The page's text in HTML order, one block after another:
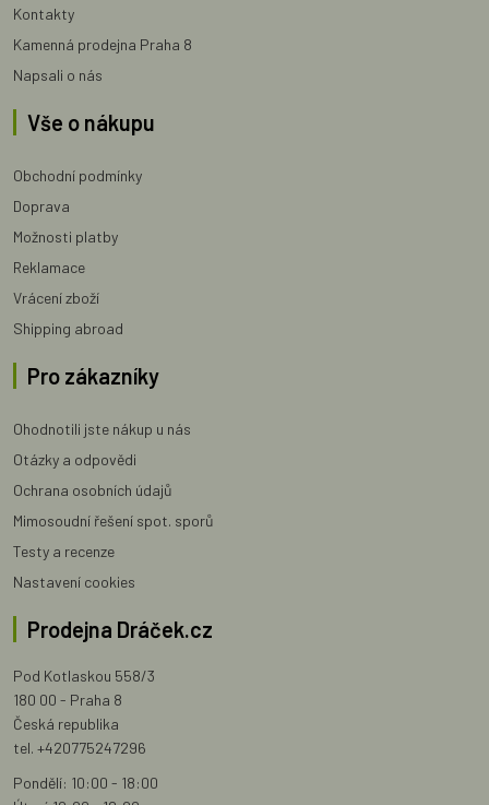
Kontakty
Kamenná prodejna Praha 8
Napsali o nás
Vše o nákupu
Obchodní podmínky
Doprava
Možnosti platby
Reklamace
Vrácení zboží
Shipping abroad
Pro zákazníky
Ohodnotili jste nákup u nás
Otázky a odpovědi
Ochrana osobních údajů
Mimosoudní řešení spot. sporů
Testy a recenze
Nastavení cookies
Prodejna Dráček.cz
Pod Kotlaskou 558/3
180 00 - Praha 8
Česká republika
tel. +420775247296
Pondělí: 10:00 - 18:00